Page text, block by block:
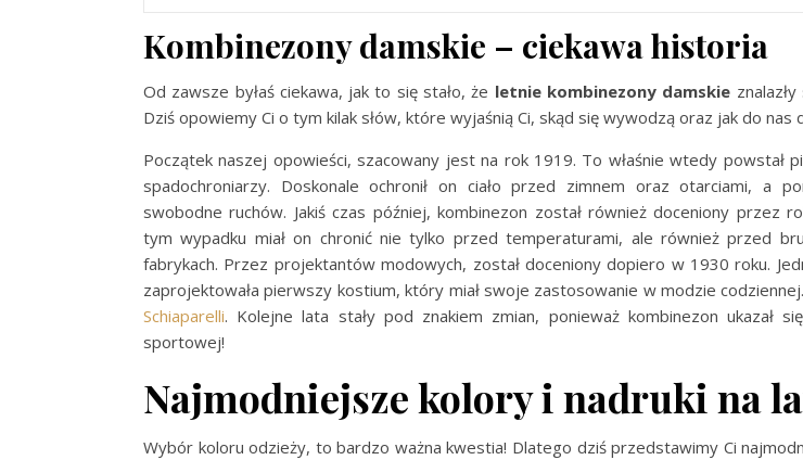
Kombinezony damskie – ciekawa historia
Od zawsze byłaś ciekawa, jak to się stało, że letnie kombinezony damskie
Dziś opowiemy Ci o tym kilak słów, które wyjaśnią Ci, skąd się wywodzą oraz jak do nas
Początek naszej opowieści, szacowany jest na rok 1919. To właśnie wtedy powstał
spadochroniarzy. Doskonale ochronił on ciało przed zimnem oraz otarciami, a
swobodne ruchów. Jakiś czas później, kombinezon został również doceniony przez
tym wypadku miał on chronić nie tylko przed temperaturami, ale również przed
fabrykach. Przez projektantów modowych, został doceniony dopiero w 1930 roku.
zaprojektowała pierwszy kostium, który miał swoje zastosowanie w modzie
Schiaparelli. Kolejne lata stały pod znakiem zmian, ponieważ kombinezon ukazał
sportowej!
Najmodniejsze kolory i nadruki na
Wybór koloru odzieży, to bardzo ważna kwestia! Dlatego dziś przedstawimy Ci